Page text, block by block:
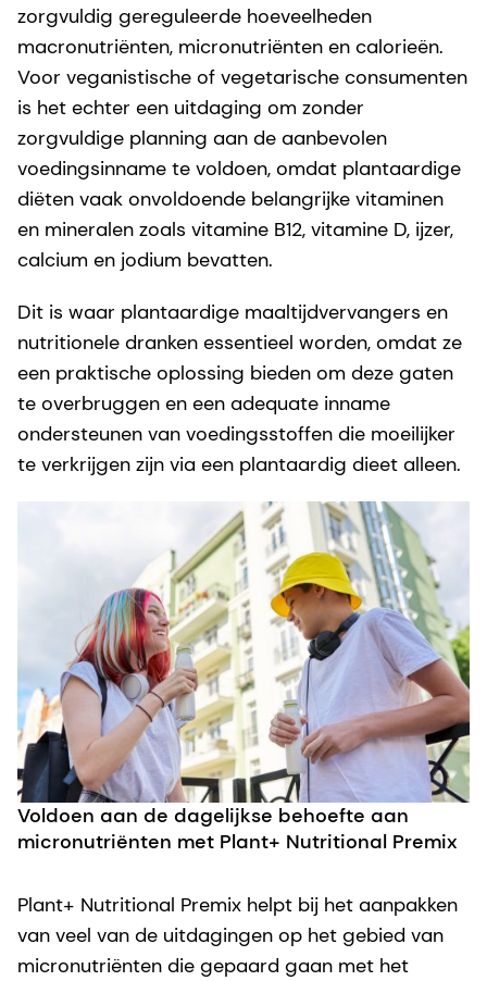
zorgvuldig gereguleerde hoeveelheden
macronutriënten, micronutriënten en calorieën.
Voor veganistische of vegetarische consumenten
is het echter een uitdaging om zonder
zorgvuldige planning aan de aanbevolen
voedingsinname te voldoen, omdat plantaardige
diëten vaak onvoldoende belangrijke vitaminen
en mineralen zoals vitamine B12, vitamine D, ijzer,
calcium en jodium bevatten.
Dit is waar plantaardige maaltijdvervangers en
nutritionele dranken essentieel worden, omdat ze
een praktische oplossing bieden om deze gaten
te overbruggen en een adequate inname
ondersteunen van voedingsstoffen die moeilijker
te verkrijgen zijn via een plantaardig dieet alleen.
Voldoen aan de dagelijkse behoefte aan
micronutriënten met Plant+ Nutritional Premix
Plant+ Nutritional Premix helpt bij het aanpakken
van veel van de uitdagingen op het gebied van
micronutriënten die gepaard gaan met het